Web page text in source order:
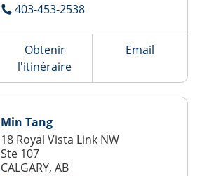
403-453-2538
Obtenir
l'itinéraire
Email
Min Tang
18 Royal Vista Link NW
Ste 107
CALGARY, AB